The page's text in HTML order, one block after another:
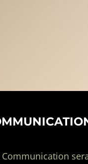
Communication